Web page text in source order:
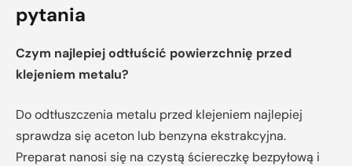
pytania
Czym najlepiej odtłuścić powierzchnię przed
klejeniem metalu?
Do odtłuszczenia metalu przed klejeniem najlepiej
sprawdza się aceton lub benzyna ekstrakcyjna.
Preparat nanosi się na czystą ściereczkę bezpyłową i